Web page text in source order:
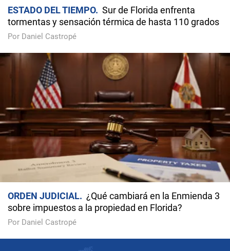
ESTADO DEL TIEMPO
Sur de Florida enfrenta
tormentas y sensación térmica de hasta 110 grados
Por Daniel Castropé
ORDEN JUDICIAL
¿Qué cambiará en la Enmienda 3
sobre impuestos a la propiedad en Florida?
Por Daniel Castropé